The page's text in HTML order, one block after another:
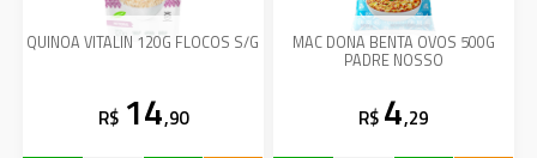
QUINOA VITALIN 120G FLOCOS S/G
R$ 14,90
MAC DONA BENTA OVOS 500G
PADRE NOSSO
R$ 4,29